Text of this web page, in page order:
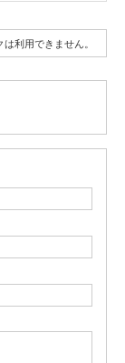
は利用できません。